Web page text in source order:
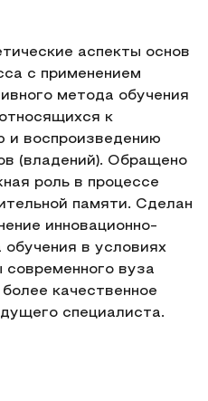
аспекты основ
с применением
метода обучения
к
и воспроизведению
(владений). Обращено
роль в процессе
памяти. Сделан
инновационно-
обучения в условиях
современного вуза
качественное
специалиста.